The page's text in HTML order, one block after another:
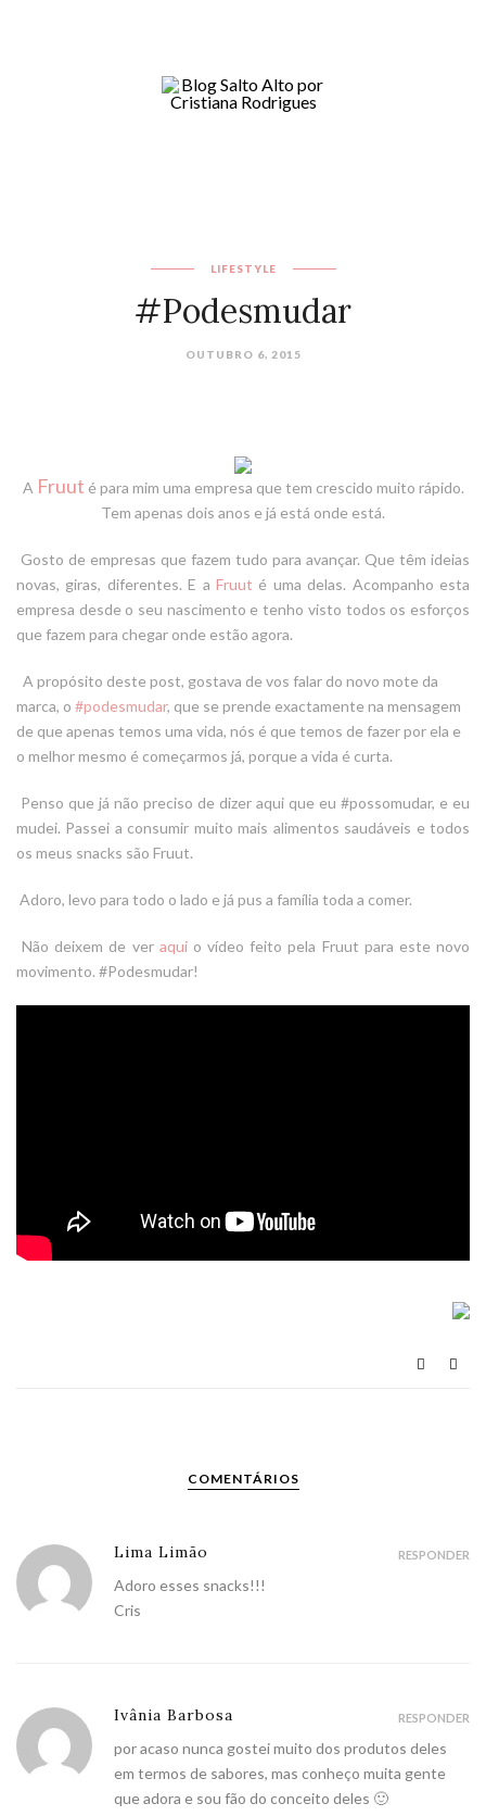
LIFESTYLE
#Podesmudar
OUTUBRO 6, 2015
A Fruut é para mim uma empresa que tem crescido muito rápido.
Tem apenas dois anos e já está onde está.
Gosto de empresas que fazem tudo para avançar. Que têm ideias
novas, giras, diferentes. E a Fruut é uma delas. Acompanho esta
empresa desde o seu nascimento e tenho visto todos os esforços
que fazem para chegar onde estão agora.
A propósito deste post, gostava de vos falar do novo mote da
marca, o #podesmudar, que se prende exactamente na mensagem
de que apenas temos uma vida, nós é que temos de fazer por ela e
o melhor mesmo é começarmos já, porque a vida é curta.
Penso que já não preciso de dizer aqui que eu #possomudar, e eu
mudei. Passei a consumir muito mais alimentos saudáveis e todos
os meus snacks são Fruut.
Adoro, levo para todo o lado e já pus a família toda a comer.
Não deixem de ver aqui o vídeo feito pela Fruut para este novo
movimento. #Podesmudar!
COMENTÁRIOS
Lima Limão
Adoro esses snacks!!!
Cris
RESPONDER
Ivânia Barbosa
por acaso nunca gostei muito dos produtos deles
em termos de sabores, mas conheço muita gente
que adora e sou fão do conceito deles 🙂
RESPONDER